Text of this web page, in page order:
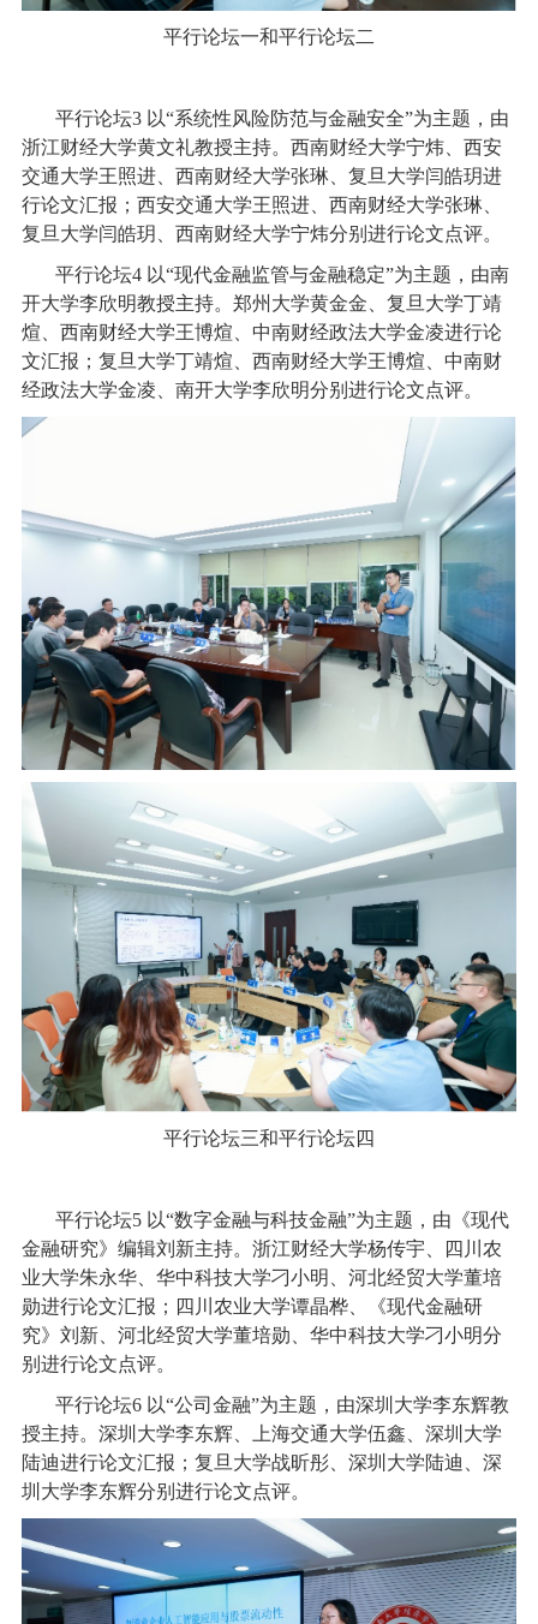
平行论坛一和平行论坛二
平行论坛3 以“系统性风险防范与金融安全”为主题，由
浙江财经大学黄文礼教授主持。西南财经大学宁炜、西安
交通大学王照进、西南财经大学张琳、复旦大学闫皓玥进
行论文汇报；西安交通大学王照进、西南财经大学张琳、
复旦大学闫皓玥、西南财经大学宁炜分别进行论文点评。
平行论坛4 以“现代金融监管与金融稳定”为主题，由南
开大学李欣明教授主持。郑州大学黄金金、复旦大学丁靖
煊、西南财经大学王博煊、中南财经政法大学金凌进行论
文汇报；复旦大学丁靖煊、西南财经大学王博煊、中南财
经政法大学金凌、南开大学李欣明分别进行论文点评。
平行论坛三和平行论坛四
平行论坛5 以“数字金融与科技金融”为主题，由《现代
金融研究》编辑刘新主持。浙江财经大学杨传宇、四川农
业大学朱永华、华中科技大学刁小明、河北经贸大学董培
勋进行论文汇报；四川农业大学谭晶桦、《现代金融研
究》刘新、河北经贸大学董培勋、华中科技大学刁小明分
别进行论文点评。
平行论坛6 以“公司金融”为主题，由深圳大学李东辉教
授主持。深圳大学李东辉、上海交通大学伍鑫、深圳大学
陆迪进行论文汇报；复旦大学战昕彤、深圳大学陆迪、深
圳大学李东辉分别进行论文点评。